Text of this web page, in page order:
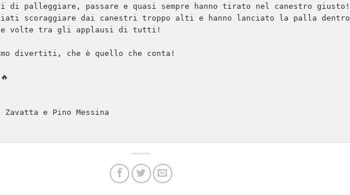
di palleggiare, passare e quasi sempre hanno tirato nel canestro giusto!
scoraggiare dai canestri troppo alti e hanno lanciato la palla dentro
volte tra gli applausi di tutti!
divertiti, che è quello che conta!
e Pino Messina